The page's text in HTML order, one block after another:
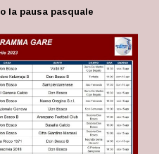
la pausa pasquale